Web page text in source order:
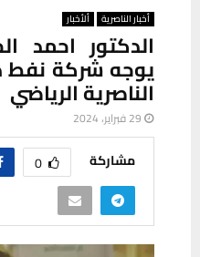
أخبار الناصرية ألأخبار
الدكتور احمد
يوجه شركة نفط
الناصرية الرياضي
29 فبراير، 2024
مشاركة 0